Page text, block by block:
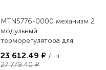
MTN5776-0000 механизм 2
модульный
терморегулятора для
программируемый Merten
23 612.49 ₽ /шт
27 779.40 ₽